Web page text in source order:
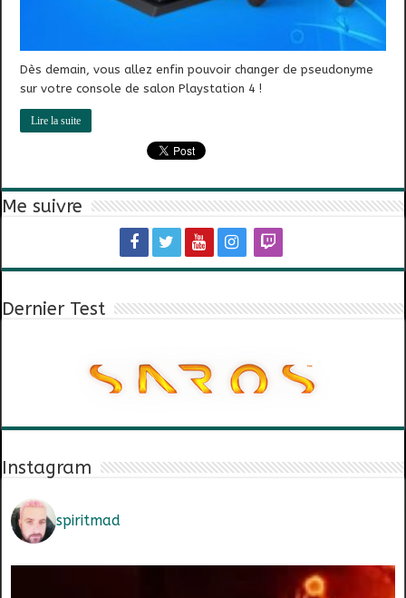
Dès demain, vous allez enfin pouvoir changer de pseudonyme
sur votre console de salon Playstation 4 !
Lire la suite
Me suivre
Dernier Test
Instagram
spiritmad